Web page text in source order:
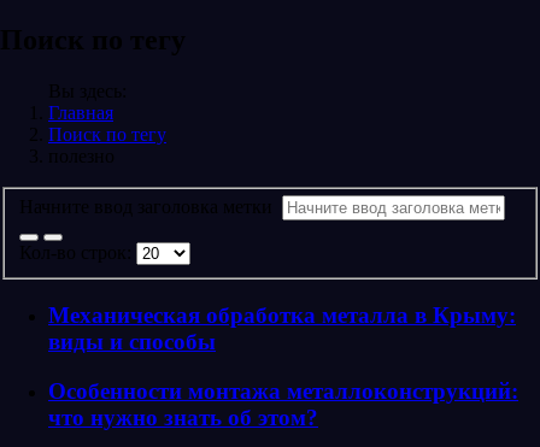
Поиск по тегу
Вы здесь:
Главная
Поиск по тегу
полезно
Начните ввод заголовка метки
Кол-во строк:
Механическая обработка металла в Крыму:
виды и способы
Особенности монтажа металлоконструкций:
что нужно знать об этом?